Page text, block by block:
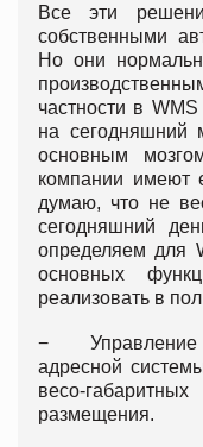
Все эти
собственными
Но они
частности в
на сегодняшний
основным
компании имеют
думаю, что не
сегодняшний
определяем для
основных
реализовать в
− Управление
адресной
весо-
размещения.